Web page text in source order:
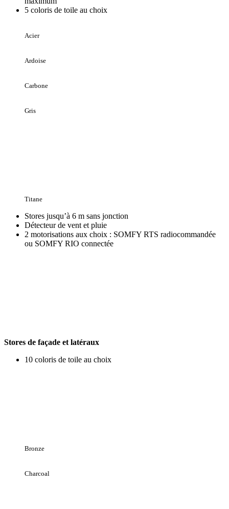
5 coloris de toile au choix
Acier
Ardoise
Carbone
Gris
Titane
Stores jusqu’à 6 m sans jonction
Détecteur de vent et pluie
2 motorisations aux choix : SOMFY RTS radiocommandée
ou SOMFY RIO connectée
Stores de façade et latéraux
10 coloris de toile au choix
Bronze
Charcoal